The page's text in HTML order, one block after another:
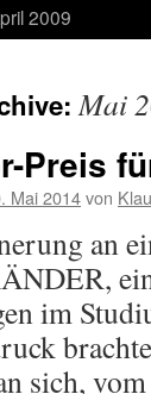
2009
Mai
Preis
Mai 2014von
an
im
sich,